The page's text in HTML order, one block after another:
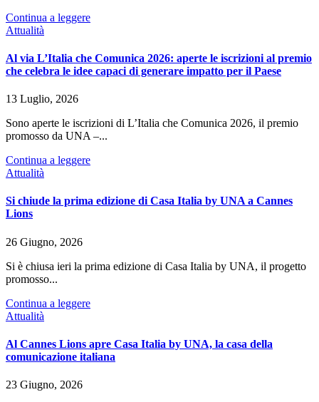
Continua a leggere
Attualità
Al via L’Italia che Comunica 2026: aperte le iscrizioni al premio
che celebra le idee capaci di generare impatto per il Paese
13 Luglio, 2026
Sono aperte le iscrizioni di L’Italia che Comunica 2026, il premio
promosso da UNA –...
Continua a leggere
Attualità
Si chiude la prima edizione di Casa Italia by UNA a Cannes
Lions
26 Giugno, 2026
Si è chiusa ieri la prima edizione di Casa Italia by UNA, il progetto
promosso...
Continua a leggere
Attualità
Al Cannes Lions apre Casa Italia by UNA, la casa della
comunicazione italiana
23 Giugno, 2026